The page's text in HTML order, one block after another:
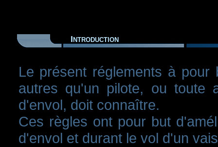
Introduction
Le présent réglements à
autres qu'un pilote, ou toute
d'envol, doit connaître.
Ces règles ont pour but
d'envol et durant le vol d'un